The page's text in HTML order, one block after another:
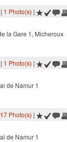
1 Photo(s) |
la Gare 1, Micheroux
1 Photo(s) |
de Namur 1
17 Photo(s) |
de Namur 1